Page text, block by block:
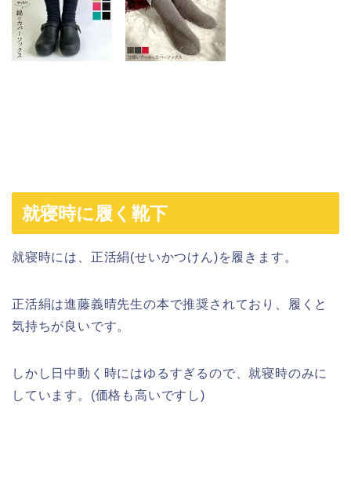
就寝時に履く靴下
就寝時には、正活絹(せいかつけん)を履きます。
正活絹は進藤義晴先生の本で推奨されており、履くと
気持ちが良いです。
しかし日中動く時にはゆるすぎるので、就寝時のみに
しています。(価格も高いですし)